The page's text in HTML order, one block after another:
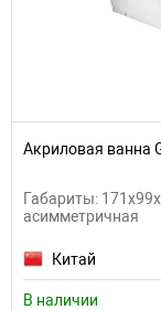
Акриловая ванна
Габариты:
асимметричная
Китай
В наличии